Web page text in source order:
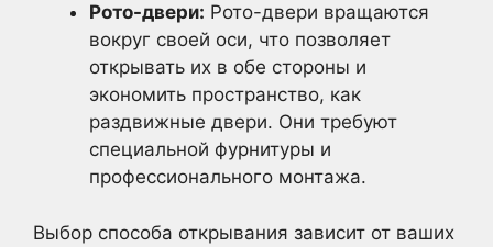
Рото-двери: Рото-двери вращаются
вокруг своей оси, что позволяет
открывать их в обе стороны и
экономить пространство, как
раздвижные двери. Они требуют
специальной фурнитуры и
профессионального монтажа.
Выбор способа открывания зависит от ваших